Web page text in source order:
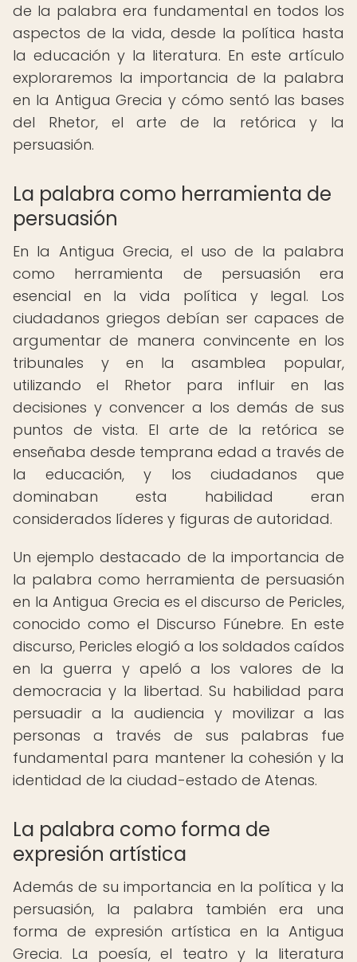
de la palabra era fundamental en todos los
aspectos de la vida, desde la política hasta
la educación y la literatura. En este artículo
exploraremos la importancia de la palabra
en la Antigua Grecia y cómo sentó las bases
del Rhetor, el arte de la retórica y la
persuasión.
La palabra como herramienta de
persuasión
En la Antigua Grecia, el uso de la palabra
como herramienta de persuasión era
esencial en la vida política y legal. Los
ciudadanos griegos debían ser capaces de
argumentar de manera convincente en los
tribunales y en la asamblea popular,
utilizando el Rhetor para influir en las
decisiones y convencer a los demás de sus
puntos de vista. El arte de la retórica se
enseñaba desde temprana edad a través de
la educación, y los ciudadanos que
dominaban esta habilidad eran
considerados líderes y figuras de autoridad.
Un ejemplo destacado de la importancia de
la palabra como herramienta de persuasión
en la Antigua Grecia es el discurso de Pericles,
conocido como el Discurso Fúnebre. En este
discurso, Pericles elogió a los soldados caídos
en la guerra y apeló a los valores de la
democracia y la libertad. Su habilidad para
persuadir a la audiencia y movilizar a las
personas a través de sus palabras fue
fundamental para mantener la cohesión y la
identidad de la ciudad-estado de Atenas.
La palabra como forma de
expresión artística
Además de su importancia en la política y la
persuasión, la palabra también era una
forma de expresión artística en la Antigua
Grecia. La poesía, el teatro y la literatura